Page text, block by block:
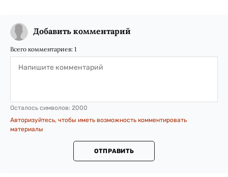
Добавить комментарий
Всего комментариев: 1
Осталось символов: 2000
Авторизуйтесь, чтобы иметь возможность комментировать
материалы
ОТПРАВИТЬ